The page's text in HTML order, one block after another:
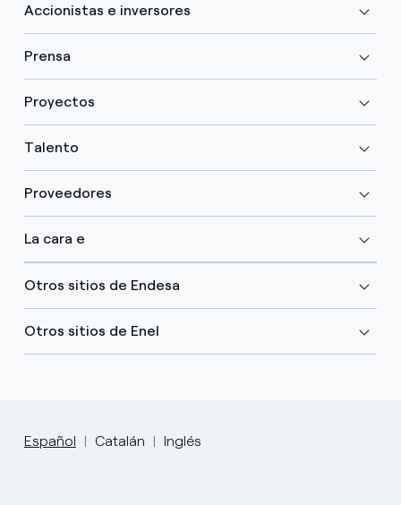
Accionistas e inversores
Prensa
Proyectos
Talento
Proveedores
La cara e
Otros sitios de Endesa
Otros sitios de Enel
Español Catalán Inglés